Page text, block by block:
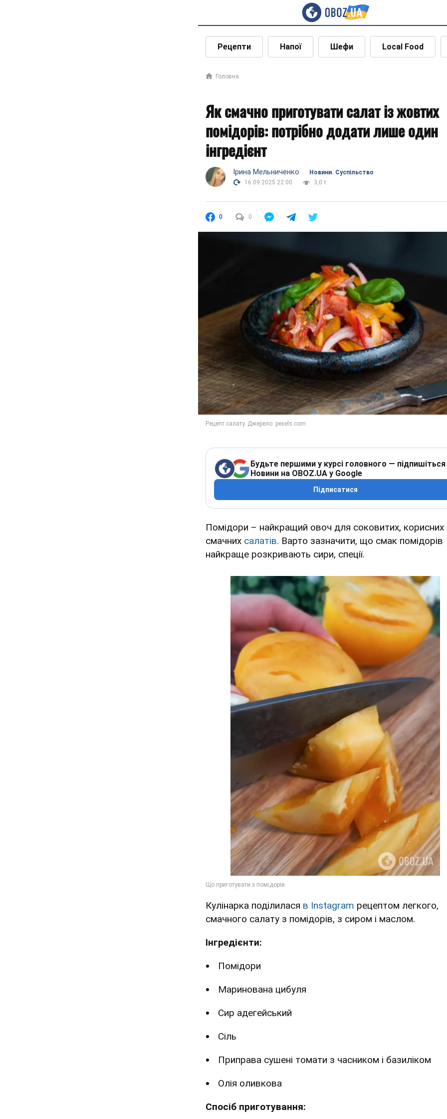
Рецепти Напої Шефи Local Food
Головна
Як смачно приготувати салат із жовтих
помідорів: потрібно додати лише один
інгредієнт
Ірина Мельниченко
Новини. Суспільство
16.09.2025 22:00
3,0 т.
0 0
Будьте першими у курсі головного — підпишіться
Новини на OBOZ.UA у Google
Підписатися
Помідори – найкращий овоч для соковитих, корисних
смачних салатів. Варто зазначити, що смак помідорів
найкраще розкривають сири, спеції.
Кулінарка поділилася в Instagram рецептом легкого,
смачного салату з помідорів, з сиром і маслом.
Інгредієнти:
Помідори
Маринована цибуля
Сир адегейський
Сіль
Приправа сушені томати з часником і базиліком
Олія оливкова
Спосіб приготування: